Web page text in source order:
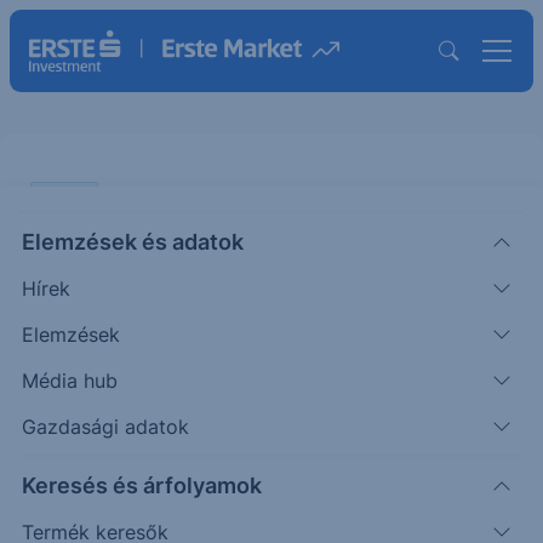
Elemzések és adatok
Hírek
Elemzések
Média hub
Gazdasági adatok
Keresés és árfolyamok
Termék keresők
áremelkedés mértéke
Nagy
János
elemző
Inflációs adatokat tett ma reggel közzé a KSH: